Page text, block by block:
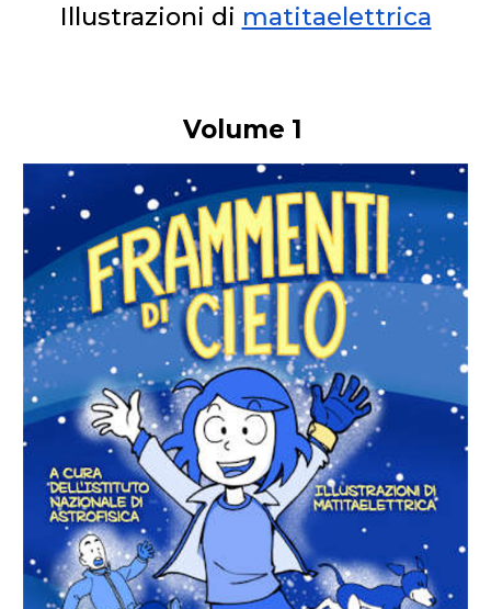
Illustrazioni di matitaelettrica
Volume 1